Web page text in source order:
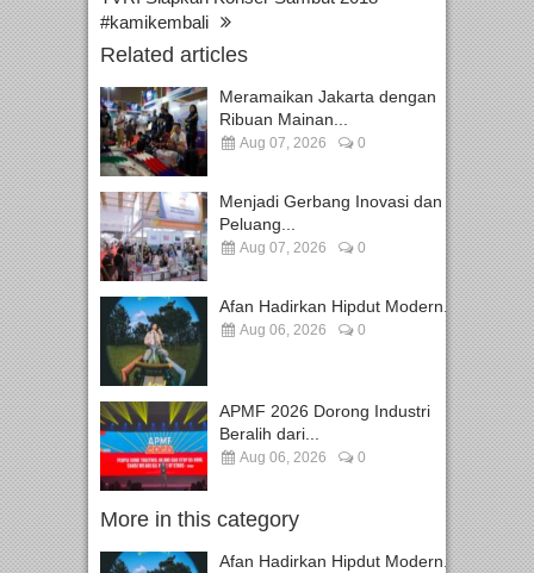
#kamikembali
Related articles
Meramaikan Jakarta dengan
Ribuan Mainan...
Aug 07, 2026 0
Menjadi Gerbang Inovasi dan
Peluang...
Aug 07, 2026 0
Afan Hadirkan Hipdut Modern...
Aug 06, 2026 0
APMF 2026 Dorong Industri
Beralih dari...
Aug 06, 2026 0
More in this category
Afan Hadirkan Hipdut Modern...